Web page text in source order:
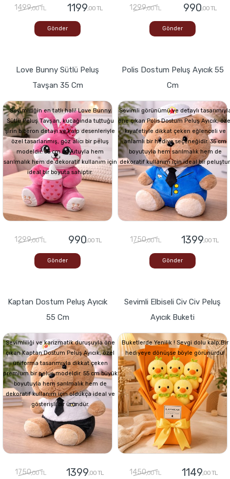
1499,00 TL 1199,00 TL
Gönder
1299,00 TL 990,00 TL
Gönder
Love Bunny Sütlü Peluş
Tavşan 35 Cm
Sevimliliğin en tatlı hali! Love Bunny
Sütlü Peluş Tavşan, kucağında tuttuğu
şirin biberon detayı ve kalp desenleriyle
özel tasarlanmış, göz alıcı bir peluş
modeldir. 35 cm boyutuyla hem
sarılmalık hem de dekoratif kullanım için
ideal bir boyuta sahiptir.
1299,00 TL 990,00 TL
Gönder
Polis Dostum Peluş Ayıcık 55
Cm
Sevimli görünümü ve detaylı
öne çıkan Polis Dostum Peluş Ayıcık,
kıyafetiyle dikkat çeken eğlenceli ve
anlamlı bir hediye seçeneğidir. 35 cm
boyutuyla hem sarılmalık hem de
dekoratif kullanım için ideal bir
1750,00 TL 1399,00 TL
Gönder
Kaptan Dostum Peluş Ayıcık
55 Cm
Sevimliliği ve karizmatik duruşuyla öne
çıkan Kaptan Dostum Peluş Ayıcık, özel
üniforma tasarımıyla dikkat çeken
premium bir peluş modeldir. 55 cm büyük
boyutuyla hem sarılmalık hem de
dekoratif kullanım için oldukça ideal ve
gösterişli bir üründür.
1750,00 TL 1399,00 TL
Sevimli Elbiseli Civ Civ Peluş
Ayıcık Buketi
Buketlerde Yenilik ! Sevgi dolu kalp,Bir
hediyeye dönüşse böyle görünürdü!
1450,00 TL 1149,00 TL